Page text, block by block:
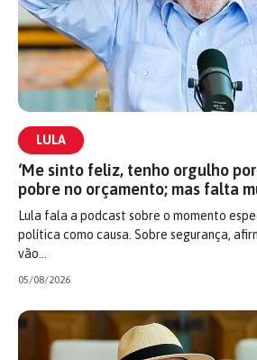
LULA
‘Me sinto feliz, tenho orgulho
pobre no orçamento; mas falta
Lula fala a podcast sobre o momento
política como causa. Sobre segurança,
vão…
05/08/2026